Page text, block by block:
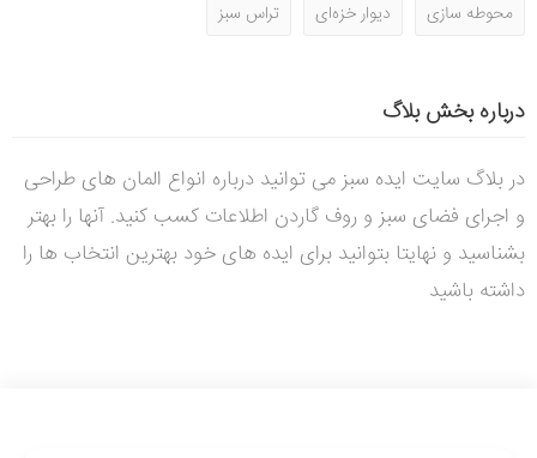
محوطه سازی
دیوار خزه‌ای تراس سبز
درباره بخش بلاگ
در بلاگ سایت ایده سبز می توانید درباره انواع المان های طراحی
و اجرای فضای سبز و روف گاردن اطلاعات کسب کنید. آنها را بهتر
بشناسید و نهایتا بتوانید برای ایده های خود بهترین انتخاب ها را
داشته باشید